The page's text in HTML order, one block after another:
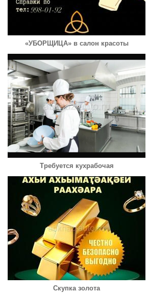
«УБОРЩИЦА» в салон красоты
Требуется кухрабочая
Скупка золота